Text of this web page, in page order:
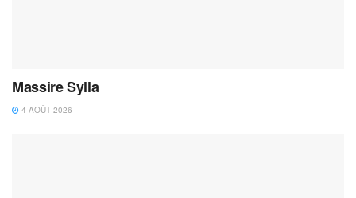
Massire Sylla
4 AOÛT 2026